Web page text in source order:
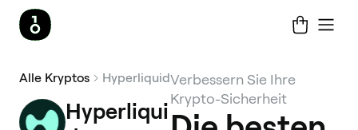
Alle Kryptos Hyperliquid
Hyperliqui
Verbessern Sie Ihre
Krypto-Sicherheit